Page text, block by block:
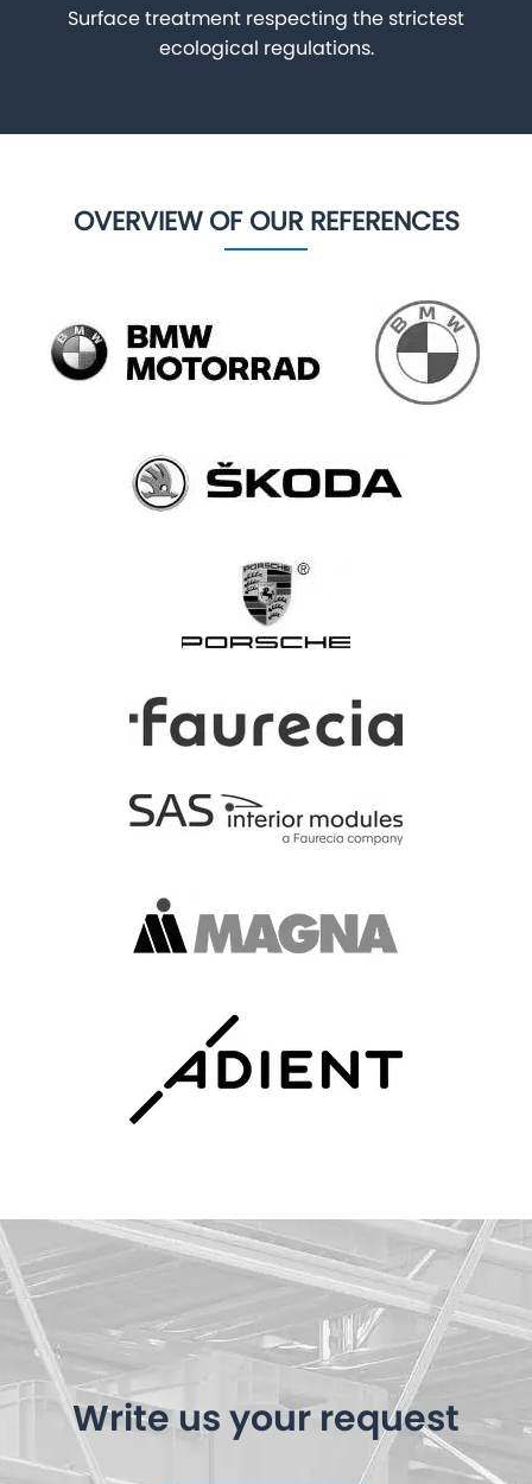
Surface treatment respecting the strictest
ecological regulations.
OVERVIEW OF OUR REFERENCES
Write us your request